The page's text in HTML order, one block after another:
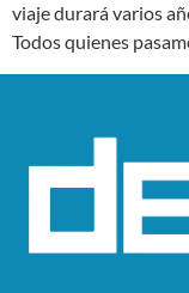
viaje durará varios
Todos quienes